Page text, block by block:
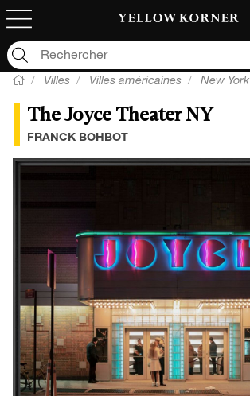
Villes Villes américaines New York
The Joyce Theater NY
FRANCK BOHBOT